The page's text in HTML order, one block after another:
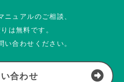
ニュアルのご相談、
は無料です。
い合わせください。
合わせ